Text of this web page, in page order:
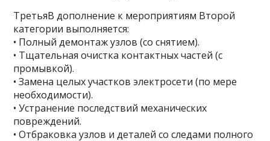
ТретьяВ дополнение к мероприятиям Второй
категории выполняется:
• Полный демонтаж узлов (со снятием).
• Тщательная очистка контактных частей (с
промывкой).
• Замена целых участков электросети (по мере
необходимости).
• Устранение последствий механических
повреждений.
• Отбраковка узлов и деталей со следами полного